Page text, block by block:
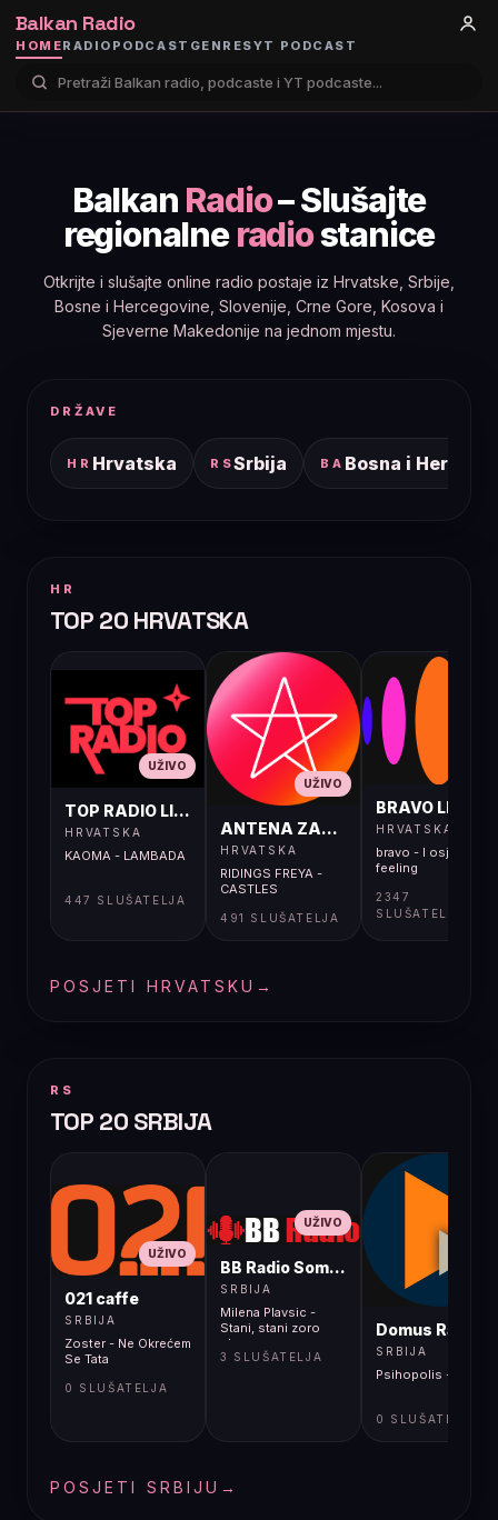
Balkan Radio
HOMERADIO PODCAST GENRESYT PODCAST
Balkan Radio– Slušajte
regionalneradiostanice
Otkrijte i slušajte online radio postaje iz Hrvatske, Srbije,
Bosne i Hercegovine, Slovenije, Crne Gore, Kosova i
Sjeverne Makedonije na jednom mjestu.
DRŽAVE
HR Hrvatska RSSrbija BA Bosna i
HR
TOP 20 HRVATSKA
UŽIVO
TOP RADIO LIVE
HRVATSKA
KAOMA - LAMBADA
447 SLUŠATELJA
UŽIVO
ANTENA ZAGREB LIVE
HRVATSKA
RIDINGS FREYA -
CASTLES
491 SLUŠATELJA
BRAVO LIVE
HRVATSKA
bravo - I osjećaj i
feeling
2347
SLUŠATELJA
POSJETI HRVATSKU →
RS
TOP 20 SRBIJA
UŽIVO
021 caffe
SRBIJA
Zoster - Ne Okrećem
Se Tata
0 SLUŠATELJA
UŽIVO
BB Radio Sombor
SRBIJA
Milena Plavsic -
Stani, stani zoro
plava
3 SLUŠATELJA
Domus Radio
SRBIJA
Psihopolis - Sobe
0 SLUŠATELJA
POSJETI SRBIJU →